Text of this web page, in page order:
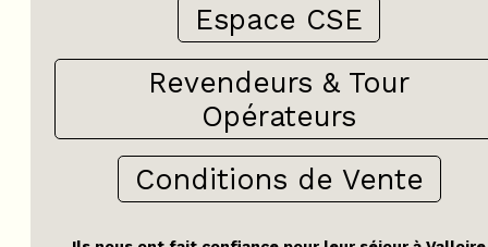
Espace CSE
Revendeurs & Tour
Opérateurs
Conditions de Vente